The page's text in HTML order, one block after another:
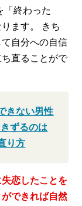
「終わった
ます。 きち
自分への自信
直ることがで
きない男性
ずるのは
り方
恋したことを
ができれば自然